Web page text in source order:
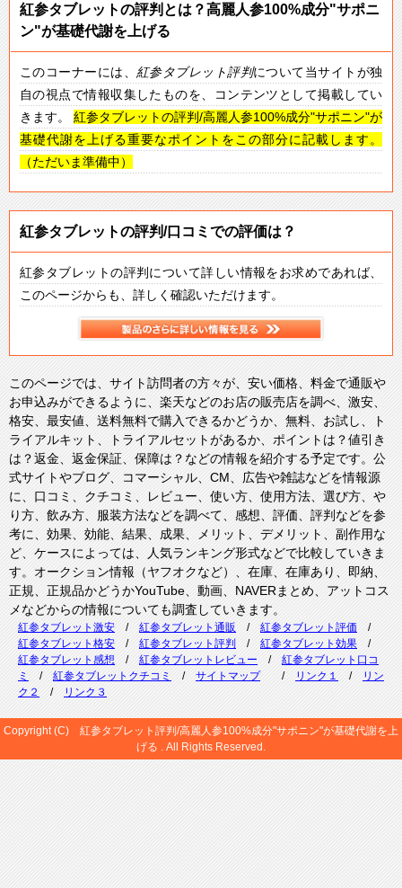
紅参タブレットの評判とは？高麗人参100%成分"サポニ
ン"が基礎代謝を上げる
このコーナーには、 紅参タブレット評判について当サイトが独
自の視点で情報収集したものを、コンテンツとして掲載してい
きます。 紅参タブレットの評判/高麗人参100%成分"サポニン"が
基礎代謝を上げる重要なポイントをこの部分に記載します。
（ただいま準備中）
紅参タブレットの評判/口コミでの評価は？
紅参タブレットの評判について詳しい情報をお求めであれば、
このページからも、詳しく確認いただけます。
このページでは、サイト訪問者の方々が、安い価格、料金で通販や
お申込みができるように、楽天などのお店の販売店を調べ、激安、
格安、最安値、送料無料で購入できるかどうか、無料、お試し、ト
ライアルキット、トライアルセットがあるか、ポイントは？値引き
は？返金、返金保証、保障は？などの情報を紹介する予定です。公
式サイトやブログ、コマーシャル、CM、広告や雑誌などを情報源
に、口コミ、クチコミ、レビュー、使い方、使用方法、選び方、や
り方、飲み方、服装方法などを調べて、感想、評価、評判などを参
考に、効果、効能、結果、成果、メリット、デメリット、副作用な
ど、ケースによっては、人気ランキング形式などで比較していきま
す。オークション情報（ヤフオクなど）、在庫、在庫あり、即納、
正規、正規品かどうかYouTube、動画、NAVERまとめ、アットコス
メなどからの情報についても調査していきます。
紅参タブレット激安 / 紅参タブレット通販 / 紅参タブレット評価 /
紅参タブレット格安 / 紅参タブレット評判 / 紅参タブレット効果 /
紅参タブレット感想 / 紅参タブレットレビュー / 紅参タブレット口コ
ミ
/ 紅参タブレットクチコミ / サイトマップ/ リンク１ /
リン
ク２
/ リンク３
Copyright (C) 紅参タブレット評判/高麗人参100%成分"サポニン"が基礎代謝を上
げる . All Rights Reserved.